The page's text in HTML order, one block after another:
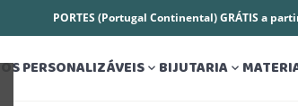
PORTES (Portugal Continental) GRÁTIS a
PERSONALIZÁVEIS BIJUTARIA